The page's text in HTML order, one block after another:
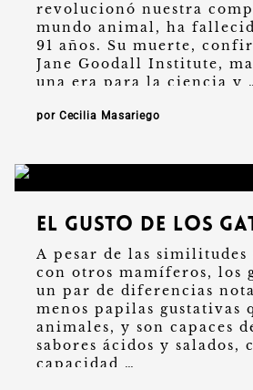
revolucionó nuestra
mundo animal, ha
91 años. Su muerte,
Jane Goodall Institute,
una era para la ciencia y
por Cecilia Masariego
El gusto de los
A pesar de las similitudes
con otros mamíferos, los
un par de diferencias
menos papilas gustativas
animales, y son capaces
sabores ácidos y salados,
capacidad …